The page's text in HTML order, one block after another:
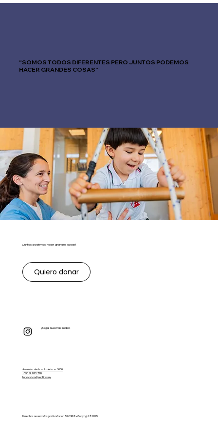
“SOMOS TODOS DIFERENTES PERO JUNTOS PODEMOS
HACER GRANDES COSAS”
¡Juntos podemos hacer grandes cosas!
Quiero donar
¡Seguí nuestras redes!
Avenida de Las Américas 6000
+598 91 823 728
fundacion@sentires.uy
Derechos reservados por Fundación SENTIRES ▪ Copyright © 2025